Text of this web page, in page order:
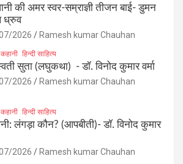
की अमर स्वर-सम्राज्ञी तीजन बाई- डुमन
ध्रुव
2026 Ramesh kumar Chauhan
कहानी हिन्दी साहित्य
सुता (लघुकथा) ​- डॉ. विनोद कुमार वर्मा
2026 Ramesh kumar Chauhan
कहानी हिन्दी साहित्य
लंगड़ा कौन? (आपबीती)​- डॉ. विनोद कुमार
2026 Ramesh kumar Chauhan